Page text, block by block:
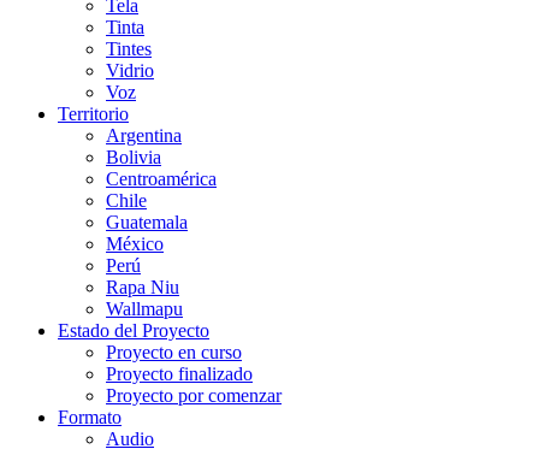
Tela
Tinta
Tintes
Vidrio
Voz
Territorio
Argentina
Bolivia
Centroamérica
Chile
Guatemala
México
Perú
Rapa Niu
Wallmapu
Estado del Proyecto
Proyecto en curso
Proyecto finalizado
Proyecto por comenzar
Formato
Audio